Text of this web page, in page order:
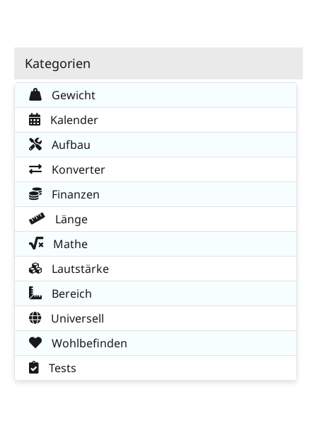
Kategorien
Gewicht
Kalender
Aufbau
Konverter
Finanzen
Länge
Mathe
Lautstärke
Bereich
Universell
Wohlbefinden
Tests